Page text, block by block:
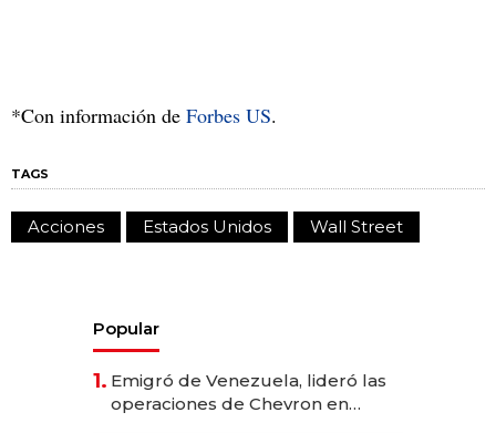
*Con información de Forbes US.
TAGS
Acciones Estados Unidos Wall Street
Popular
1. Emigró de Venezuela, lideró las
operaciones de Chevron en